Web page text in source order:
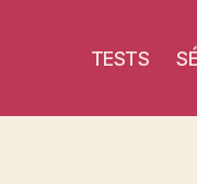
TESTS